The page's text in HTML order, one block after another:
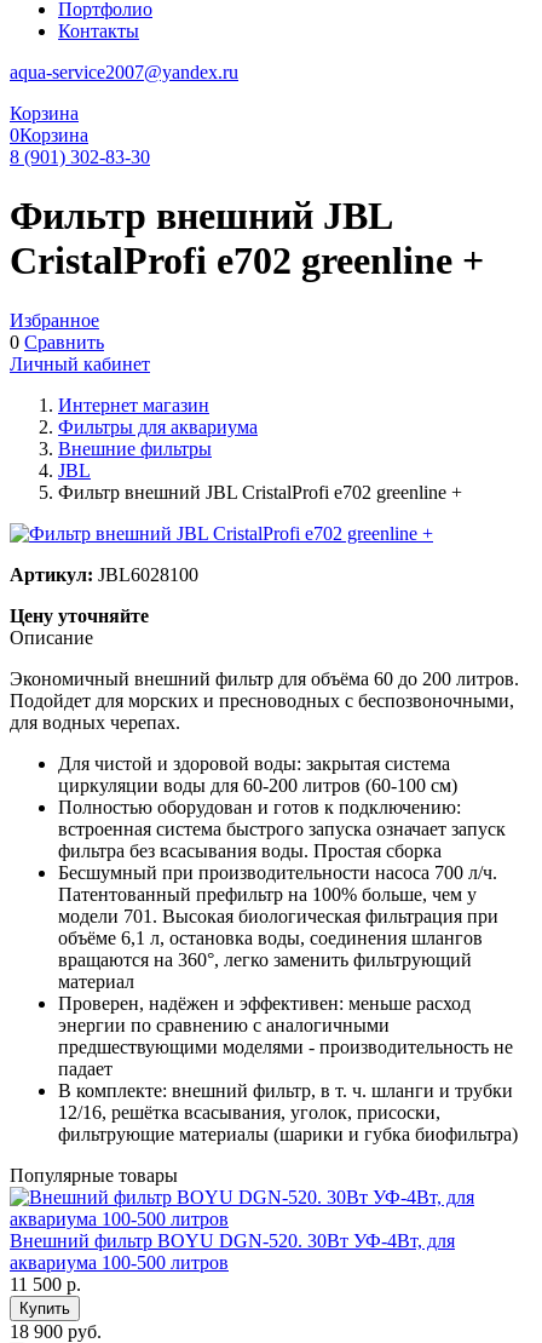
Портфолио
Контакты
aqua-service2007@yandex.ru
Корзина
0Корзина
8 (901) 302-83-30
Фильтр внешний JBL
CristalProfi e702 greenline +
Избранное
0 Сравнить
Личный кабинет
Интернет магазин
Фильтры для аквариума
Внешние фильтры
JBL
Фильтр внешний JBL CristalProfi e702 greenline +
Артикул: JBL6028100
Цену уточняйте
Описание
Экономичный внешний фильтр для объёма 60 до 200 литров.
Подойдет для морских и пресноводных с беспозвоночными,
для водных черепах.
Для чистой и здоровой воды: закрытая система
циркуляции воды для 60-200 литров (60-100 см)
Полностью оборудован и готов к подключению:
встроенная система быстрого запуска означает запуск
фильтра без всасывания воды. Простая сборка
Бесшумный при производительности насоса 700 л/ч.
Патентованный префильтр на 100% больше, чем у
модели 701. Высокая биологическая фильтрация при
объёме 6,1 л, остановка воды, соединения шлангов
вращаются на 360°, легко заменить фильтрующий
материал
Проверен, надёжен и эффективен: меньше расход
энергии по сравнению с аналогичными
предшествующими моделями - производительность не
падает
В комплекте: внешний фильтр, в т. ч. шланги и трубки
12/16, решётка всасывания, уголок, присоски,
фильтрующие материалы (шарики и губка биофильтра)
Популярные товары
Внешний фильтр BOYU DGN-520. 30Вт УФ-4Вт, для
аквариума 100-500 литров
11 500 р.
Купить
18 900 руб.